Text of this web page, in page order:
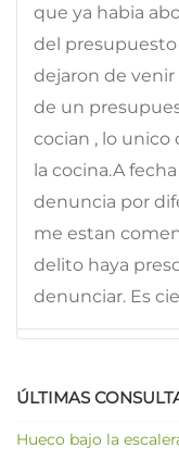
que ya habia
del presupuesto
dejaron de venir
de un
cocian , lo
la cocina.A
denuncia por
me estan
delito haya
denunciar. Es
ÚLTIMAS
Hueco bajo la